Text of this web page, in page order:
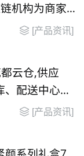
机构为商家
[产品资讯]
云仓,供应
配送中心和
流网络，还整
[产品资讯]